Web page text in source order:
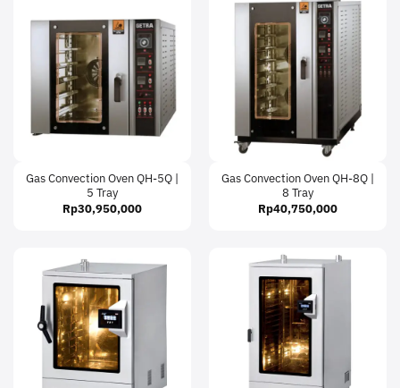
Gas Convection Oven QH-5Q |
5 Tray
Rp30,950,000
Gas Convection Oven QH-8Q |
8 Tray
Rp40,750,000